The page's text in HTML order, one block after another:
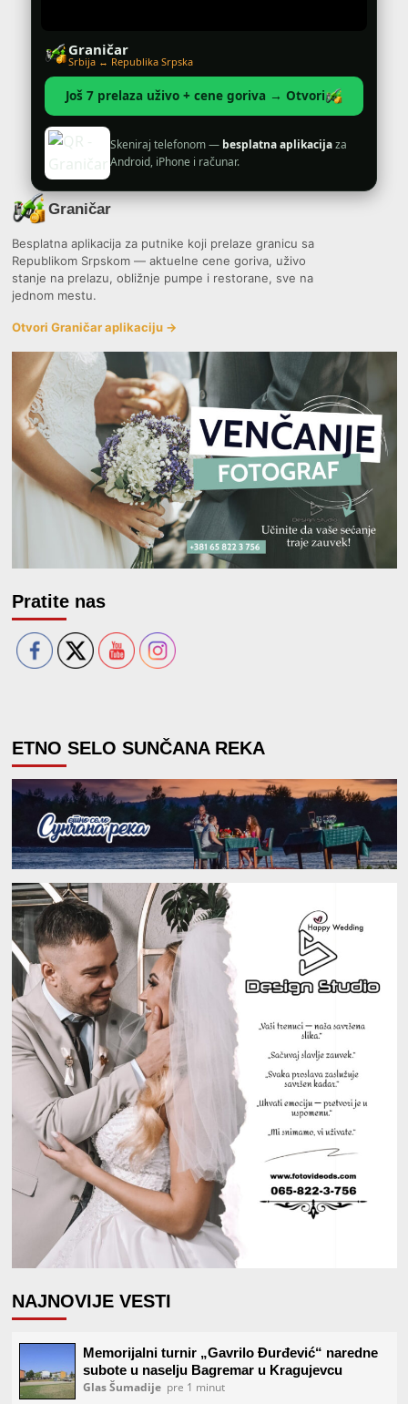
Graničar
Srbija ↔ Republika Srpska
Još 7 prelaza uživo + cene goriva → Otvori
Skeniraj telefonom — besplatna aplikacijaza
Android, iPhone i računar.
Graničar
Besplatna aplikacija za putnike koji prelaze granicu sa
Republikom Srpskom — aktuelne cene goriva, uživo
stanje na prelazu, obližnje pumpe i restorane, sve na
jednom mestu.
Otvori Graničar aplikaciju →
Pratite nas
ETNO SELO SUNČANA REKA
NAJNOVIJE VESTI